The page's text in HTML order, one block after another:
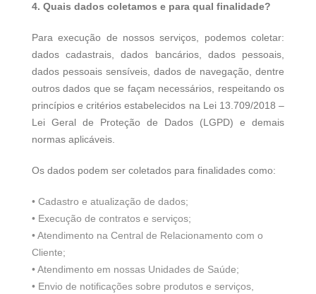
4. Quais dados coletamos e para qual finalidade?
Para execução de nossos serviços, podemos coletar:
dados cadastrais, dados bancários, dados pessoais,
dados pessoais sensíveis, dados de navegação, dentre
outros dados que se façam necessários, respeitando os
princípios e critérios estabelecidos na Lei 13.709/2018 –
Lei Geral de Proteção de Dados (LGPD) e demais
normas aplicáveis.
Os dados podem ser coletados para finalidades como:
• Cadastro e atualização de dados;
• Execução de contratos e serviços;
• Atendimento na Central de Relacionamento com o
Cliente;
• Atendimento em nossas Unidades de Saúde;
• Envio de notificações sobre produtos e serviços,